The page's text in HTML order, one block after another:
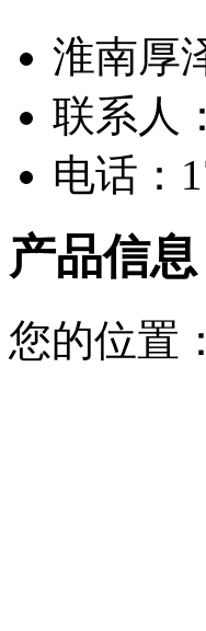
淮南厚
联系人
电话：
产品信息
您的位置：